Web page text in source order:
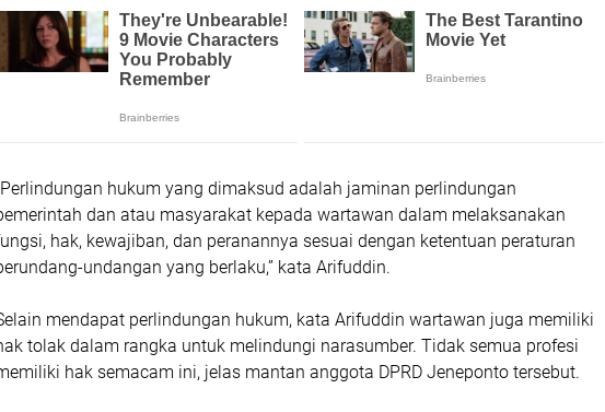
hukum yang dimaksud adalah jaminan perlindungan
dan atau masyarakat kepada wartawan dalam melaksanakan
hak, kewajiban, dan peranannya sesuai dengan ketentuan peraturan
undangan yang berlaku,” kata Arifuddin.
mendapat perlindungan hukum, kata Arifuddin wartawan juga memiliki
tolak dalam rangka untuk melindungi narasumber. Tidak semua profesi
hak semacam ini, jelas mantan anggota DPRD Jeneponto tersebut.